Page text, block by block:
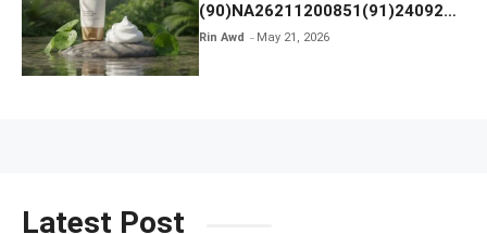
(90)NA26211200851(91)240924
SKIN1004 Madagascar Centella
Rin Awd May 21, 2026
Latest Post